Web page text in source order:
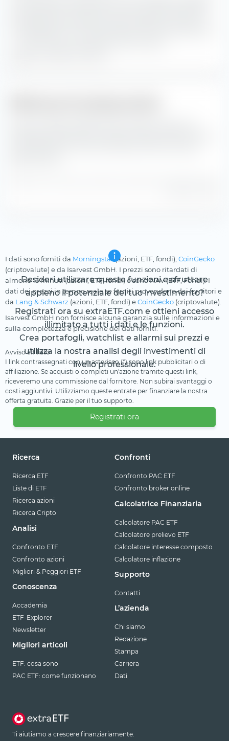
Desideri utilizzare queste funzioni e sfruttare
appieno il potenziale del tuo investimento?
Registrati ora su extraETF.com e ottieni accesso
illimitato a tutti i dati e le funzioni.
Crea portafogli, watchlist e allarmi sui prezzi e
utilizza la nostra analisi degli investimenti di
livello professionale.
Registrati ora
I dati sono forniti da Morningstar (azioni, ETF, fondi), CoinGecko
(criptovalute) e da Isarvest GmbH. I prezzi sono ritardati di
almeno 15 minuti (azioni, ETF, fondi) o sono NAV (ETF, Fondi). I
dati dei prezzi in tempo reale se forniti provendono dai fornitori e
da Lang & Schwarz (azioni, ETF, fondi) eCoinGecko (criptovalute).
Isarvest GmbH non fornisce alcuna garanzia sulle informazioni e
sulla completezza e precisione dei dati forniti.
Avviso affiliato
I link contrassegnati con un asterisco (*) sono link pubblicitari o di
affiliazione. Se acquisti o completi un'azione tramite questi link,
riceveremo una commissione dal fornitore. Non subirai svantaggi o
costi aggiuntivi. Utilizziamo queste entrate per finanziare la nostra
offerta gratuita. Grazie per il tuo supporto.
Ricerca
Ricerca ETF
Liste di ETF
Ricerca azioni
Ricerca Cripto
Analisi
Confronto ETF
Confronto azioni
Migliori & Peggiori ETF
Conoscenza
Accademia
ETF-Explorer
Newsletter
Migliori articoli
ETF: cosa sono
PAC ETF: come funzionano
Confronti
Confronto PAC ETF
Confronto broker online
Calcolatrice Finanziaria
Calcolatore PAC ETF
Calcolatore prelievo ETF
Calcolatore interesse composto
Calcolatore inflazione
Supporto
Contatti
L’azienda
Chi siamo
Redazione
Stampa
Carriera
Dati
Ti aiutiamo a crescere finanziariamente.